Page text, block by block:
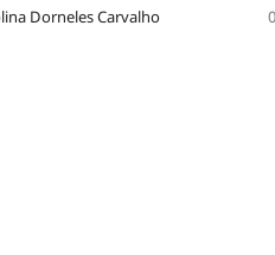
Dorneles Carvalho